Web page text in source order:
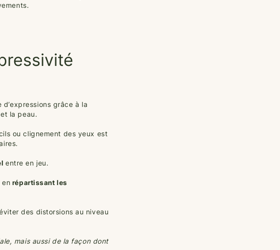
grâce à la
la peau.
ou clignement des yeux est
entre en jeu.
en répartissant les
des distorsions au niveau
mais aussi de la façon dont